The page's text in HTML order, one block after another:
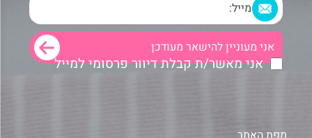
אני מאשר/ת קבלת דיוור פרסומי למייל